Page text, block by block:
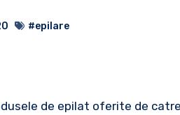
#epilare